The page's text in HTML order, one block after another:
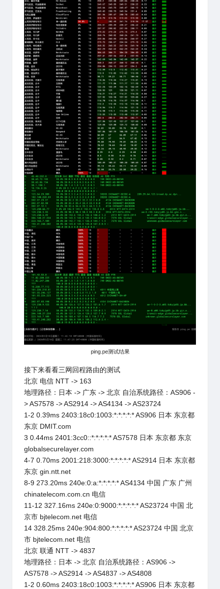
ping.pe测试结果
接下来看看三网回程路由的测试
北京 电信 NTT -> 163
地理路径：日本 -> 广东 -> 北京 自治系统路径：AS906 -
> AS7578 -> AS2914 -> AS4134 -> AS23724
1-2 0.39ms 2403:18c0:1003:*:*:*:*:* AS906 日本 东京都
东京 DMIT.com
3 0.44ms 2401:3cc0::*:*:*:*:* AS7578 日本 东京都 东京
globalsecurelayer.com
4-7 0.70ms 2001:218:3000:*:*:*:*:* AS2914 日本 东京都
东京 gin.ntt.net
8-9 273.20ms 240e:0:a:*:*:*:*:* AS4134 中国 广东 广州
chinatelecom.com.cn 电信
11-12 327.16ms 240e:0:9000:*:*:*:*:* AS23724 中国 北
京市 bjtelecom.net 电信
14 328.25ms 240e:904:800:*:*:*:*:* AS23724 中国 北京
市 bjtelecom.net 电信
北京 联通 NTT -> 4837
地理路径：日本 -> 北京 自治系统路径：AS906 ->
AS7578 -> AS2914 -> AS4837 -> AS4808
1-2 0.60ms 2403:18c0:1003:*:*:*:*:* AS906 日本 东京都